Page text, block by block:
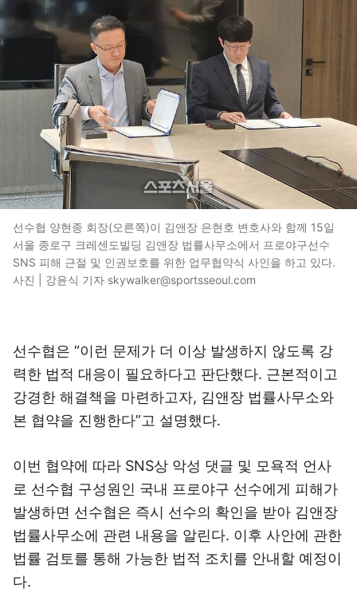
선수협 양현종 회장(오른쪽)이 김앤장 은현호 변호사와 함께 15일
서울 종로구 크레센도빌딩 김앤장 법률사무소에서 프로야구선수
SNS 피해 근절 및 인권보호를 위한 업무협약식 사인을 하고 있다.
사진 | 강윤식 기자 skywalker@sportsseoul.com
선수협은 “이런 문제가 더 이상 발생하지 않도록 강
력한 법적 대응이 필요하다고 판단했다. 근본적이고
강경한 해결책을 마련하고자, 김앤장 법률사무소와
본 협약을 진행한다”고 설명했다.
이번 협약에 따라 SNS상 악성 댓글 및 모욕적 언사
로 선수협 구성원인 국내 프로야구 선수에게 피해가
발생하면 선수협은 즉시 선수의 확인을 받아 김앤장
법률사무소에 관련 내용을 알린다. 이후 사안에 관한
법률 검토를 통해 가능한 법적 조치를 안내할 예정이
다.